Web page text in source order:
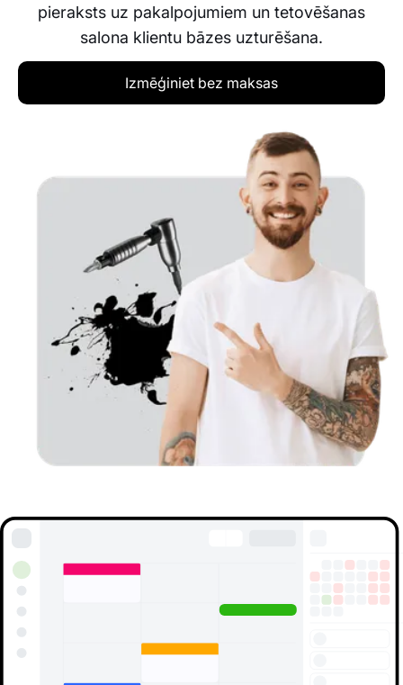
pieraksts uz pakalpojumiem un tetovēšanas
salona klientu bāzes uzturēšana.
Izmēģiniet bez maksas